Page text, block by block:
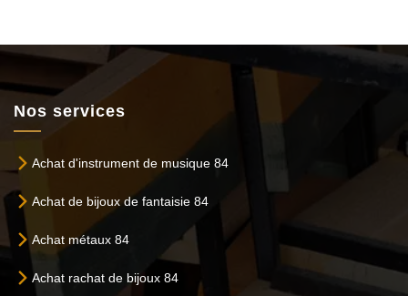
Nos services
Achat d'instrument de musique 84
Achat de bijoux de fantaisie 84
Achat métaux 84
Achat rachat de bijoux 84